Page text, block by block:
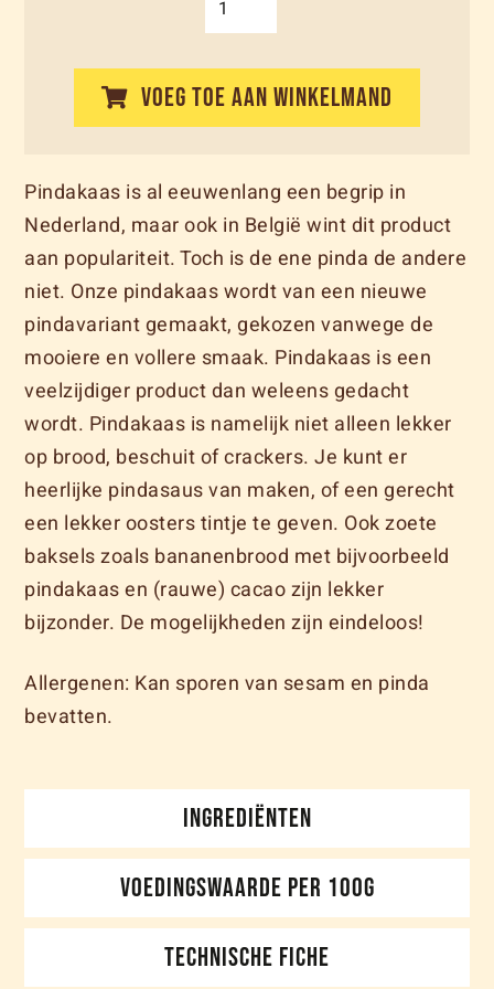
VOEG TOE AAN WINKELMAND
Pindakaas is al eeuwenlang een begrip in
Nederland, maar ook in België wint dit product
aan populariteit. Toch is de ene pinda de andere
niet. Onze pindakaas wordt van een nieuwe
pindavariant gemaakt, gekozen vanwege de
mooiere en vollere smaak. Pindakaas is een
veelzijdiger product dan weleens gedacht
wordt. Pindakaas is namelijk niet alleen lekker
op brood, beschuit of crackers. Je kunt er
heerlijke pindasaus van maken, of een gerecht
een lekker oosters tintje te geven. Ook zoete
baksels zoals bananenbrood met bijvoorbeeld
pindakaas en (rauwe) cacao zijn lekker
bijzonder. De mogelijkheden zijn eindeloos!
Allergenen: Kan sporen van sesam en pinda
bevatten.
INGREDIËNTEN
VOEDINGSWAARDE PER 100G
TECHNISCHE FICHE